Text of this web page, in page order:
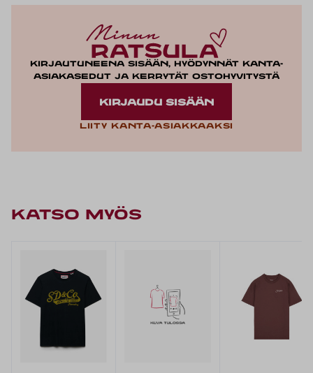
Kirjautuneena sisään, hyödynnät kanta-
asiakasedut ja kerrytät ostohyvitystä
KIRJAUDU SISÄÄN
Liity kanta-asiakkaaksi
KATSO MYÖS